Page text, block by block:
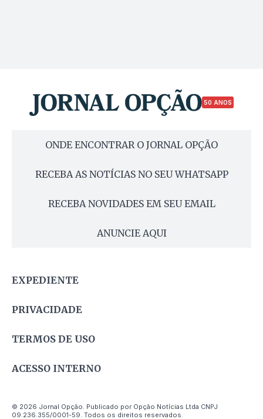
50 ANOS
ONDE ENCONTRAR O JORNAL OPÇÃO
RECEBA AS NOTÍCIAS NO SEU WHATSAPP
RECEBA NOVIDADES EM SEU EMAIL
ANUNCIE AQUI
EXPEDIENTE
PRIVACIDADE
TERMOS DE USO
ACESSO INTERNO
© 2026 Jornal Opção. Publicado por Opção Notícias Ltda CNPJ
09.236.355/0001-59. Todos os direitos reservados.